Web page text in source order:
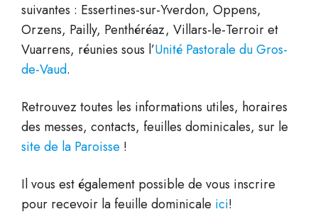
suivantes : Essertines-sur-Yverdon, Oppens,
Orzens, Pailly, Penthéréaz, Villars-le-Terroir et
Vuarrens, réunies sous l’Unité Pastorale du Gros-
de-Vaud.
Retrouvez toutes les informations utiles, horaires
des messes, contacts, feuilles dominicales, sur le
site de la Paroisse !
Il vous est également possible de vous inscrire
pour recevoir la feuille dominicale ici!